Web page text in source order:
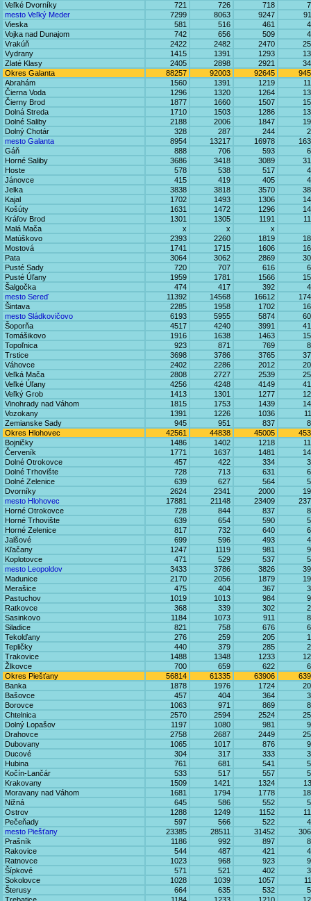
Veľké Dvorníky
721 726 718
mesto Veľký Meder
7299 8063 9247
Vieska
581 516 461
Vojka nad Dunajom
742 656 509
Vrakúň
2422 2482 2470
Vydrany
1415 1391 1293
Zlaté Klasy
2405 2898 2921
Okres Galanta
88257 92003 92645
Abrahám
1560 1391 1219
Čierna Voda
1296 1320 1264
Čierny Brod
1877 1660 1507
Dolná Streda
1710 1503 1286
Dolné Saliby
2188 2006 1847
Dolný Chotár
328 287 244
mesto Galanta
8954 13217 16978
Gáň
888 706 593
Horné Saliby
3686 3418 3089
Hoste
578 538 517
Jánovce
415 419 405
Jelka
3838 3818 3570
Kajal
1702 1493 1306
Košúty
1631 1472 1296
Kráľov Brod
1301 1305 1191
Malá Mača
x x
x
Matúškovo
2393 2260 1819
Mostová
1741 1715 1606
Pata
3064 3062 2869
Pusté Sady
720 707 616
Pusté Úľany
1959 1781 1566
Šalgočka
474 417 392
mesto Sereď
11392 14568 16612
Šintava
2285 1958 1702
mesto Sládkovičovo
6193 5955 5874
Šoporňa
4517 4240 3991
Tomášikovo
1916 1638 1463
Topoľnica
923 871 769
Trstice
3698 3786 3765
Váhovce
2402 2286 2012
Veľká Mača
2808 2727 2539
Veľké Úľany
4256 4248 4149
Veľký Grob
1413 1301 1277
Vinohrady nad Váhom
1815 1753 1439
Vozokany
1391 1226 1036
Zemianske Sady
945 951 837
Okres Hlohovec
42561 44838 45005
Bojničky
1486 1402 1218
Červeník
1771 1637 1481
Dolné Otrokovce
457 422 334
Dolné Trhovište
728 713 631
Dolné Zelenice
639 627 564
Dvorníky
2624 2341 2000
mesto Hlohovec
17881 21148 23409
Horné Otrokovce
728 844 837
Horné Trhovište
639 654 590
Horné Zelenice
817 732 640
Jalšové
699 596 493
Kľačany
1247 1119 981
Koplotovce
471 529 537
mesto Leopoldov
3433 3786 3826
Madunice
2170 2056 1879
Merašice
475 404 367
Pastuchov
1019 1013 984
Ratkovce
368 339 302
Sasinkovo
1184 1073 911
Siladice
821 758 676
Tekolďany
276 259 205
Tepličky
440 379 285
Trakovice
1488 1348 1233
Žlkovce
700 659 622
Okres Piešťany
56814 61335 63906
Banka
1878 1976 1724
Bašovce
457 404 364
Borovce
1063 971 869
Chtelnica
2570 2594 2524
Dolný Lopašov
1197 1080 981
Drahovce
2758 2687 2449
Dubovany
1065 1017 876
Ducové
304 317 333
Hubina
761 681 541
Kočín-Lančár
533 517 557
Krakovany
1509 1421 1324
Moravany nad Váhom
1681 1794 1778
Nižná
645 586 552
Ostrov
1288 1249 1152
Pečeňady
597 566 522
mesto Piešťany
23385 28511 31452
Prašník
1186 992 897
Rakovice
544 487 421
Ratnovce
1023 968 923
Šípkové
571 521 402
Sokolovce
1028 1039 1057
Šterusy
664 635 532